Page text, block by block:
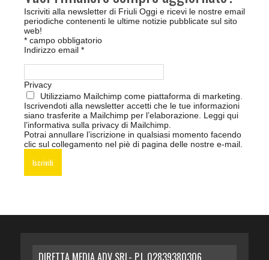
Iscriviti alla newsletter di Friuli Oggi e ricevi le nostre email
periodiche contenenti le ultime notizie pubblicate sul sito
web!
* campo obbligatorio
Indirizzo email *
Privacy
Utilizziamo Mailchimp come piattaforma di marketing.
Iscrivendoti alla newsletter accetti che le tue informazioni
siano trasferite a Mailchimp per l’elaborazione. Leggi qui
l’informativa sulla privacy di Mailchimp
Potrai annullare l’iscrizione in qualsiasi momento facendo
clic sul collegamento nel piè di pagina delle nostre e-mail.
DIRETTA MEDIA ADV SRL- P.I. 02839380306